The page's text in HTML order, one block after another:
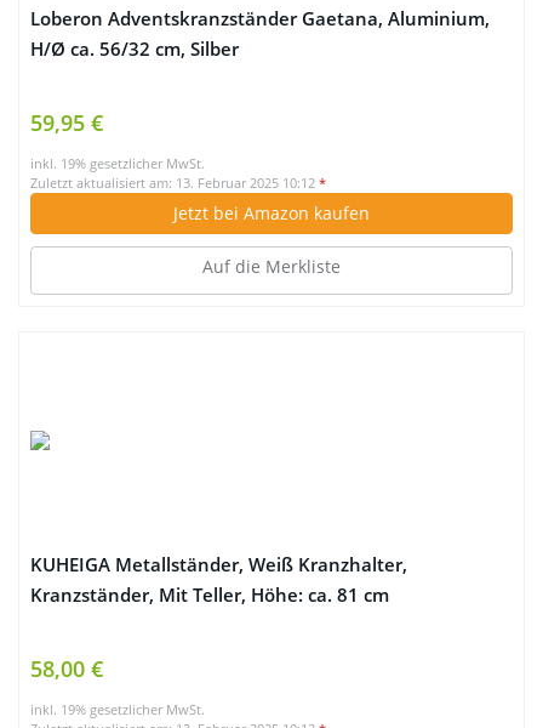
Loberon Adventskranzständer Gaetana, Aluminium,
H/Ø ca. 56/32 cm, Silber
59,95 €
inkl. 19% gesetzlicher MwSt.
Zuletzt aktualisiert am: 13. Februar 2025 10:12 *
Jetzt bei Amazon kaufen
Auf die Merkliste
KUHEIGA Metallständer, Weiß Kranzhalter,
Kranzständer, Mit Teller, Höhe: ca. 81 cm
58,00 €
inkl. 19% gesetzlicher MwSt.